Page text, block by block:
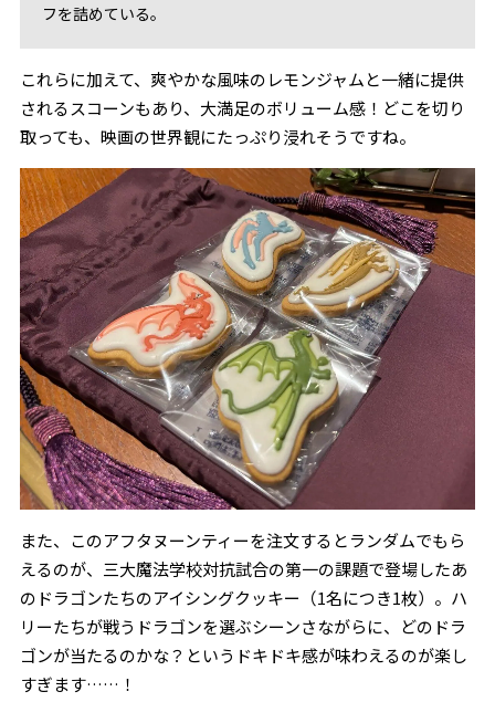
フを詰めている。
これらに加えて、爽やかな風味のレモンジャムと一緒に提供
されるスコーンもあり、大満足のボリューム感！どこを切り
取っても、映画の世界観にたっぷり浸れそうですね。
また、このアフタヌーンティーを注文するとランダムでもら
えるのが、三大魔法学校対抗試合の第一の課題で登場したあ
のドラゴンたちのアイシングクッキー（1名につき1枚）。ハ
リーたちが戦うドラゴンを選ぶシーンさながらに、どのドラ
ゴンが当たるのかな？というドキドキ感が味わえるのが楽し
すぎます……！